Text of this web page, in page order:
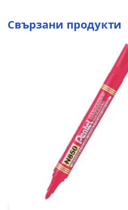
Свързани продукти